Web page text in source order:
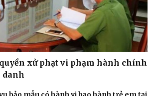
xử phạt vi phạm hành chính
danh